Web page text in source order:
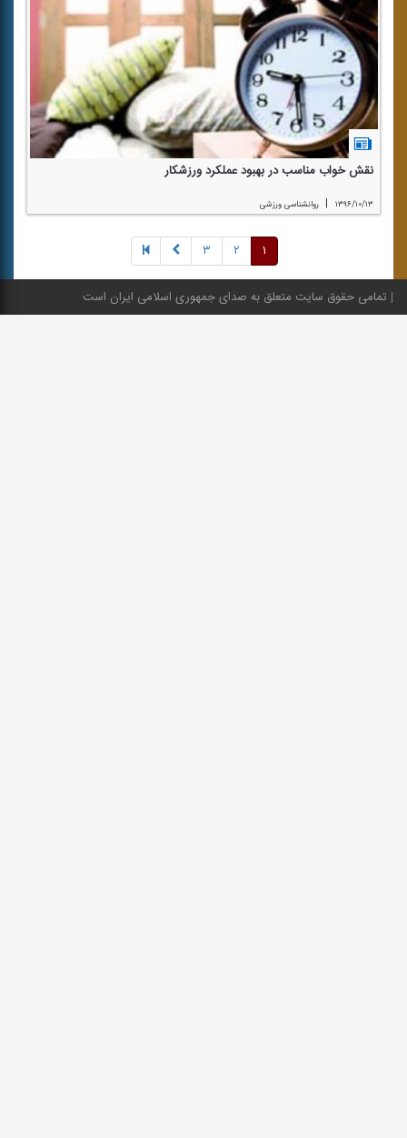
نقش خواب مناسب در بهبود عملكرد ورزشكار
۱۳۹۶/۱۰/۱۳ | روانشناسی ورزشی
۱ ۲ ۳
تمامی حقوق سایت متعلق به صدای جمهوری اسلامی ایران است